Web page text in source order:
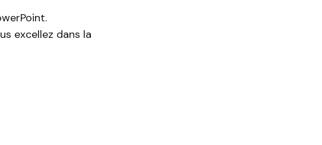
excellez dans la